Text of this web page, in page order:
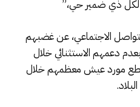
ذي ضمير حي،”
الاجتماعي، عن غضبهم
دعمهم الاستثنائي خلال
مورد عيش معظمهم خلال